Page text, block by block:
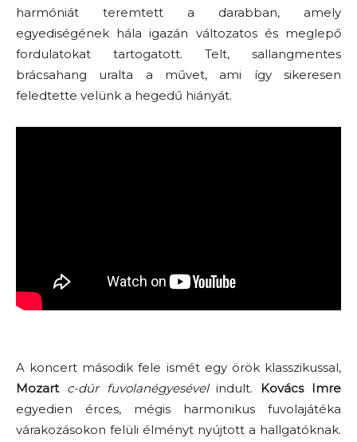
harmóniát teremtett a darabban, amely
egyediségének hála igazán változatos és meglepő
fordulatokat tartogatott. Telt, sallangmentes
brácsahang uralta a művet, ami így sikeresen
feledtette velünk a hegedű hiányát.
A koncert második fele ismét egy örök klasszikussal,
Mozart c-dúr fuvolanégyesévelindult. Kovács Imre
egyedien érces, mégis harmonikus fuvolajátéka
várakozásokon felüli élményt nyújtott a hallgatóknak.